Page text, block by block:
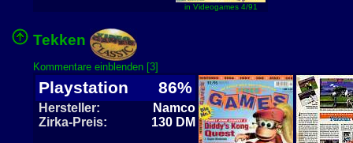
in Videogames 4/91
Tekken
Kommentare einblenden [3]
Playstation 86%
Hersteller:
Namco
Zirka-Preis:
130 DM